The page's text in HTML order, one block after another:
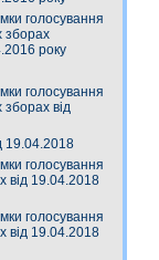
голосування
зборах
року
голосування
зборах від
19.04.2018
голосування
від 19.04.2018
голосування
від 19.04.2018